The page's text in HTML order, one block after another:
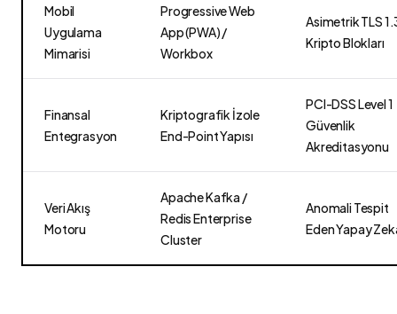
Mobil
Uygulama
Mimarisi
Progressive Web
App (PWA) /
Workbox
Asimetrik TLS
Kripto Blokları
Finansal
Entegrasyon
Kriptografik İzole
End-Point Yapısı
PCI-DSS Level 1
Güvenlik
Akreditasyonu
Veri Akış
Motoru
Apache Kafka /
Redis Enterprise
Cluster
Anomali Tespit
Eden Yapay